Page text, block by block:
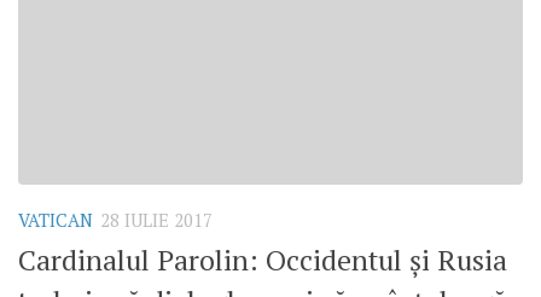
VATICAN 28 IULIE 2017
Cardinalul Parolin: Occidentul și Rusia